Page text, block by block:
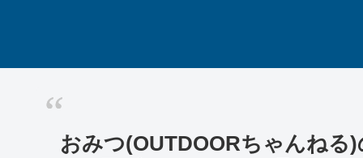
おみつ(OUTDOORちゃんねる